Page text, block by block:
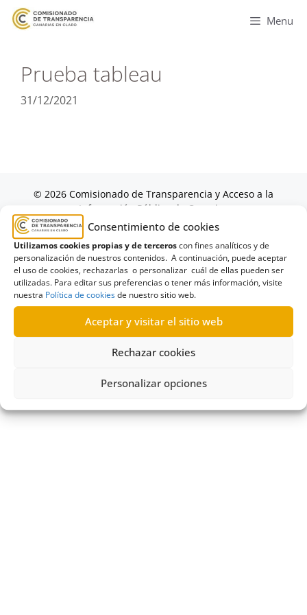
Consentimiento de cookies
Utilizamos cookies propias y de terceroscon fines analíticos y de
personalización de nuestros contenidos. A continuación, puede aceptar
el uso de cookies, rechazarlas o personalizar cuál de ellas pueden ser
utilizadas. Para editar sus preferencias o tener más información, visite
nuestra Política de cookiesde nuestro sitio web.
Aceptar y visitar el sitio web
Rechazar cookies
Personalizar opciones
Menu
Prueba tableau
31/12/2021
© 2026 Comisionado de Transparencia y Acceso a la
Información Pública de Canarias
Accesibilidad|Aviso legal|Política de privacidad